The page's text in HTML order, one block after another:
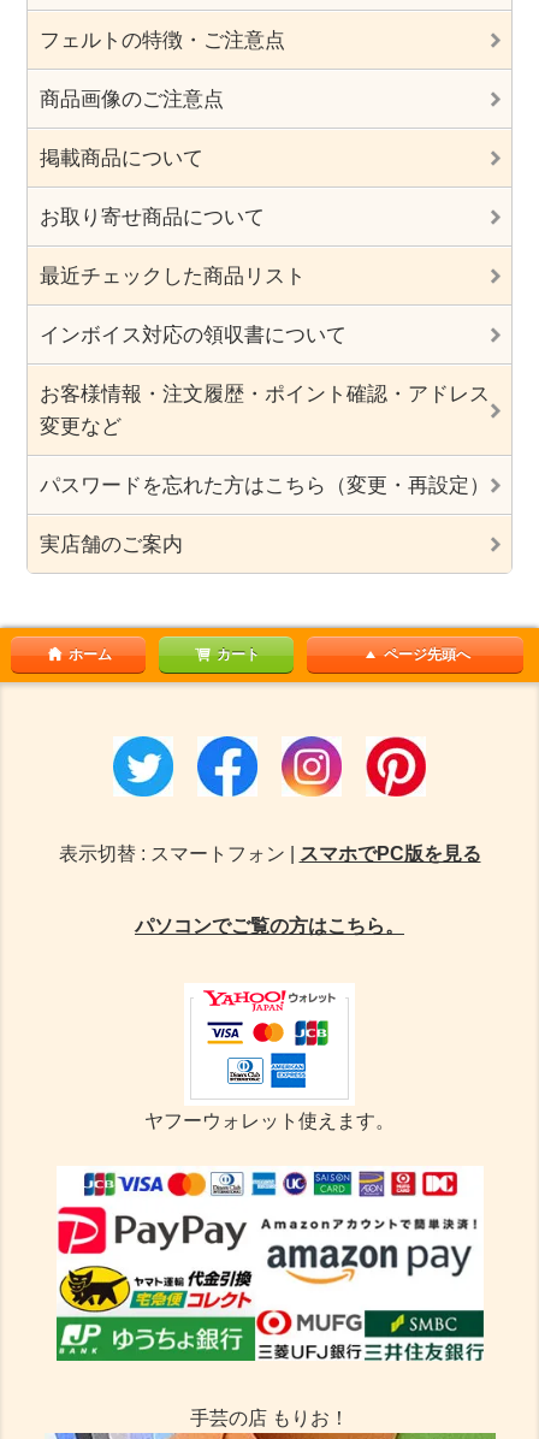
フェルトの特徴・ご注意点
商品画像のご注意点
掲載商品について
お取り寄せ商品について
最近チェックした商品リスト
インボイス対応の領収書について
お客様情報・注文履歴・ポイント確認・アドレス
変更など
パスワードを忘れた方はこちら（変更・再設定）
実店舗のご案内
ホーム カート ページ先頭へ
表示切替 : スマートフォン | スマホでPC版を見る
パソコンでご覧の方はこちら。
ヤフーウォレット使えます。
手芸の店 もりお！